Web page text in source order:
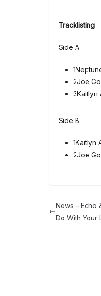
Tracklisting
Side A
1
2Joe
3Kaitlyn
Side B
1Kaitlyn
2Joe
News – Echo
Do With Your